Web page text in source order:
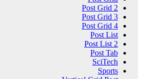
Post Grid 2
Post Grid 3
Post Grid 4
Post List
Post List 2
Post Tab
SciTech
Sports